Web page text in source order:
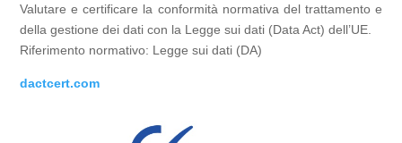
Valutare e certificare la conformità normativa del trattamento e
della gestione dei dati con la Legge sui dati (Data Act) dell’UE.
Riferimento normativo: Legge sui dati (DA)
dactcert.com